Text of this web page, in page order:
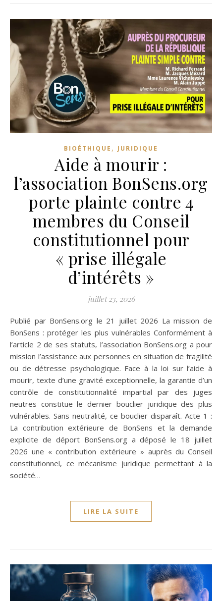
BIOÉTHIQUE , JURIDIQUE
Aide à mourir :
l’association BonSens.org
porte plainte contre 4
membres du Conseil
constitutionnel pour
« prise illégale
d’intérêts »
juillet 23, 2026
Publié par BonSens.org le 21 juillet 2026 La mission de
BonSens : protéger les plus vulnérables Conformément à
l’article 2 de ses statuts, l’association BonSens.org a pour
mission l’assistance aux personnes en situation de fragilité
ou de détresse psychologique. Face à la loi sur l’aide à
mourir, texte d’une gravité exceptionnelle, la garantie d’un
contrôle de constitutionnalité impartial par des juges
neutres constitue le dernier bouclier juridique des plus
vulnérables. Sans neutralité, ce bouclier disparaît. Acte 1 :
La contribution extérieure de BonSens et la demande
explicite de déport BonSens.org a déposé le 18 juillet
2026 une « contribution extérieure » auprès du Conseil
constitutionnel, ce mécanisme juridique permettant à la
société…
LIRE LA SUITE